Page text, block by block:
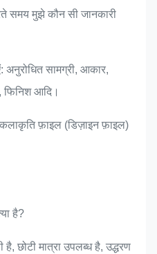
समय मुझे कौन सी जानकारी
अनुरोधित सामग्री, आकार,
फिनिश आदि।
फ़ाइल (डिज़ाइन फ़ाइल)
है?
है, छोटी मात्रा उपलब्ध है, उद्धरण